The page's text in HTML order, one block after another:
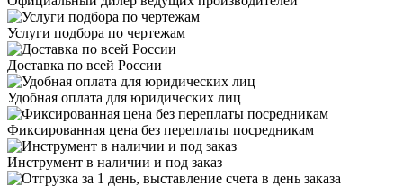
Услуги подбора по чертежам
Доставка по всей России
Удобная оплата для юридических лиц
Фиксированная цена без переплаты посредникам
Инструмент в наличии и под заказ